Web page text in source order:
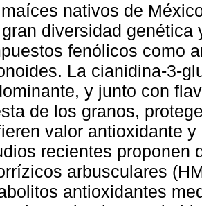
nativos de
diversidad genética
fenólicos como
La cianidina-3-
y junto con
de los granos,
valor antioxidante
recientes proponen
arbusculares
antioxidantes